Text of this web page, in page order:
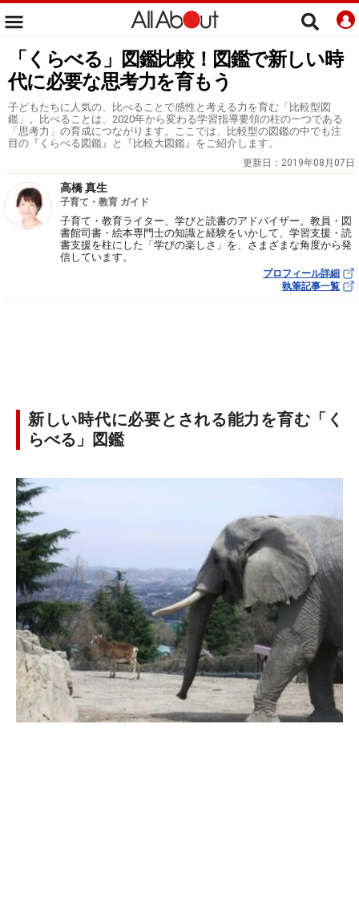
「くらべる」図鑑比較！図鑑で新しい時
代に必要な思考力を育もう
子どもたちに人気の、比べることで感性と考える力を育む「比較型図
鑑」。比べることは、2020年から変わる学習指導要領の柱の一つである
「思考力」の育成につながります。ここでは、比較型の図鑑の中でも注
目の『くらべる図鑑』と『比較大図鑑』をご紹介します。
更新日： 2019年08月07日
高橋 真生
子育て・教育 ガイド
子育て・教育ライター、学びと読書のアドバイザー。教員・図
書館司書・絵本専門士の知識と経験をいかして、学習支援・読
書支援を柱にした「学びの楽しさ」を、さまざまな角度から発
信しています。
プロフィール詳細
執筆記事一覧
新しい時代に必要とされる能力を育む「く
らべる」図鑑